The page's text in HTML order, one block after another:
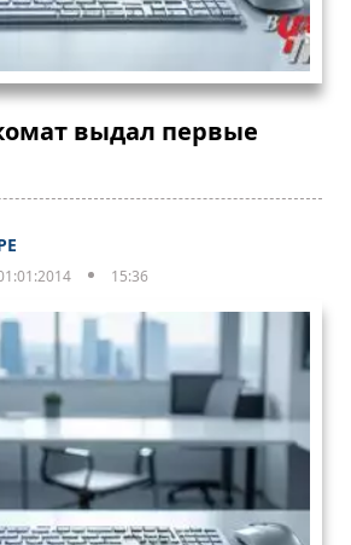
выдал первые
15:36